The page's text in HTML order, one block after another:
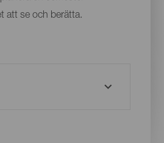
att se och berätta.